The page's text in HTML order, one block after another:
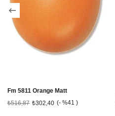
Fm 5811 Orange Matt
₺302,40
₺516,87 %41